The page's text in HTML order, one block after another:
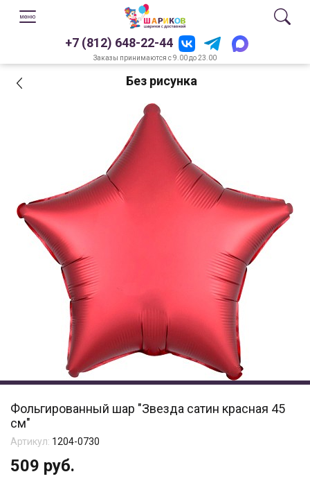
+7 (812) 648-22-44
Заказы принимаются с 9.00 до 23.00
Без рисунка
Фольгированный шар "Звезда сатин красная 45
см"
Артикул: 1204-0730
509 руб.